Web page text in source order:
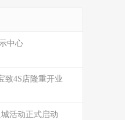
中心
致4S店隆重开业
活动正式启动